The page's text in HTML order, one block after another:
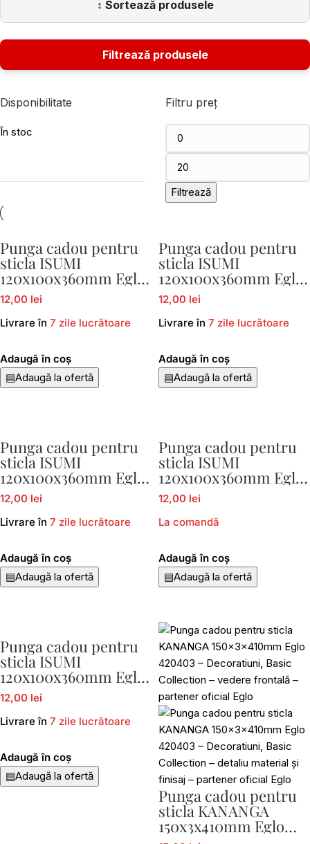
Disponibilitate
În stoc
Filtru preț
Filtrează
Punga cadou pentru
sticla ISUMI
120x100x360mm Eglo
429046
12,00 lei
Livrare în 7 zile lucrătoare
Adaugă în coș
▤Adaugă la ofertă
Punga cadou pentru
sticla ISUMI
120x100x360mm Eglo
429047
12,00 lei
Livrare în 7 zile lucrătoare
Adaugă în coș
▤Adaugă la ofertă
Punga cadou pentru
sticla ISUMI
120x100x360mm Eglo
429048
12,00 lei
Livrare în 7 zile lucrătoare
Adaugă în coș
▤Adaugă la ofertă
Punga cadou pentru
sticla ISUMI
120x100x360mm Eglo
429052
12,00 lei
La comandă
Adaugă în coș
▤Adaugă la ofertă
Punga cadou pentru
sticla ISUMI
120x100x360mm Eglo
429053
12,00 lei
Livrare în 7 zile lucrătoare
Adaugă în coș
▤Adaugă la ofertă
Punga cadou pentru
sticla KANANGA
150x3x410mm Eglo